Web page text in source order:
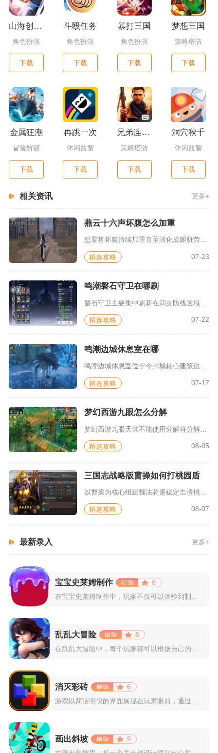
山海创世录一剑天逆
角色扮演
下载
斗殴任务
角色扮演
下载
暴打三国
角色扮演
下载
梦想三国
策略塔防
下载
金属狂潮
冒险解谜
下载
再跳一次
休闲益智
下载
兄弟连3：战争之子
策略塔防
下载
洞穴秋千
休闲益智
下载
相关资讯 更多+
燕云十六声坏腹怎么加重
想要将坏腹持续加重直至演化成腑脏劳损，核心方式是保持病症存续...
精选攻略 07-23
鸣潮磐石守卫在哪刷
精选攻略 07-22
鸣潮边城休息室在哪
鸣潮边城休息室位于今州城核心建筑边庭内部，完成主线潮汐任务嘤...
精选攻略 07-17
梦幻西游九眼怎么分解
梦幻西游九眼天珠不能使用分解符分解，想要分解提炼精魄灵石，需...
精选攻略 08-05
三国志战略版曹操如何打桃园盾
以曹操为核心组建魏法骑是稳定击溃桃园盾的最优解，依靠骑兵克制...
精选攻略 08-07
最新录入 更多+
宝宝史莱姆制作
8
在宝宝史莱姆制作中，玩家不仅可以体验到制作史莱姆的乐趣，还能...
乱乱大冒险
8
消灭彩砖
6
画出斜坡
9